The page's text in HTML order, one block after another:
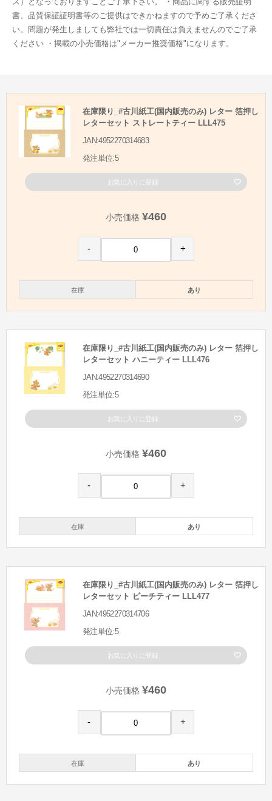
書、品質保証証明書等のご提供はできかねますので予めご了承くださ
い。問題が発生しましても弊社では一切責任は負えませんのでご了承
ください ・掲載の小売価格は"メーカー推奨価格"になります。
在庫限り_#古川紙工(国内販売のみ) レター 箔押し
レターセット ストレートティー LLL475
JAN:4952270314683
発注単位:5
お気に入りに登録
小売価格 ¥460
- +
在庫 あり
在庫限り_#古川紙工(国内販売のみ) レター 箔押し
レターセット ハニーティー LLL476
JAN:4952270314690
発注単位:5
お気に入りに登録
小売価格 ¥460
- +
在庫 あり
在庫限り_#古川紙工(国内販売のみ) レター 箔押し
レターセット ピーチティー LLL477
JAN:4952270314706
発注単位:5
お気に入りに登録
小売価格 ¥460
- +
在庫 あり